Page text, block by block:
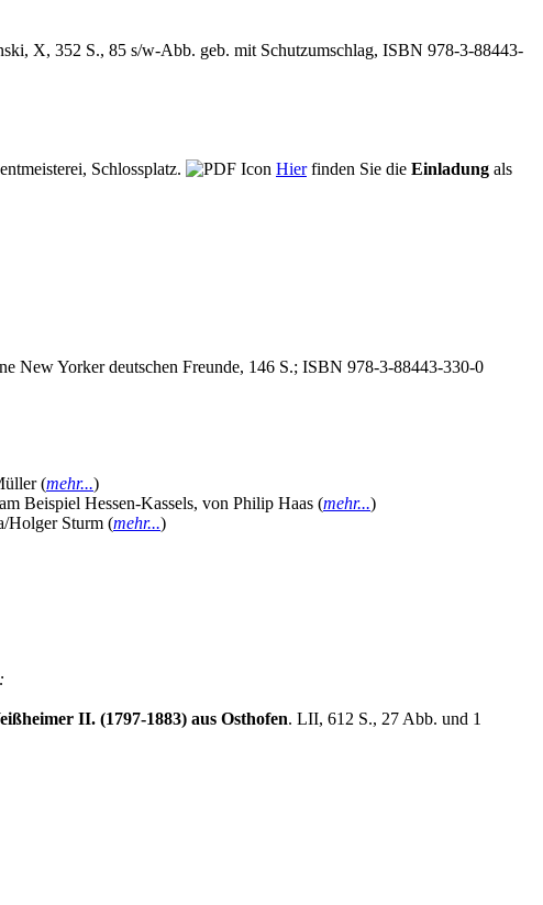
X, 352 S., 85 s/w-Abb. geb. mit Schutzumschlag, ISBN 978-3-88443-
Schlossplatz. Hierfinden Sie die Einladung als
New Yorker deutschen Freunde, 146 S.; ISBN 978-3-88443-330-0
(mehr...)
Beispiel Hessen-Kassels, von Philip Haas (mehr...)
Holger Sturm (mehr...)
II. (1797-1883) aus Osthofen. LII, 612 S., 27 Abb. und 1